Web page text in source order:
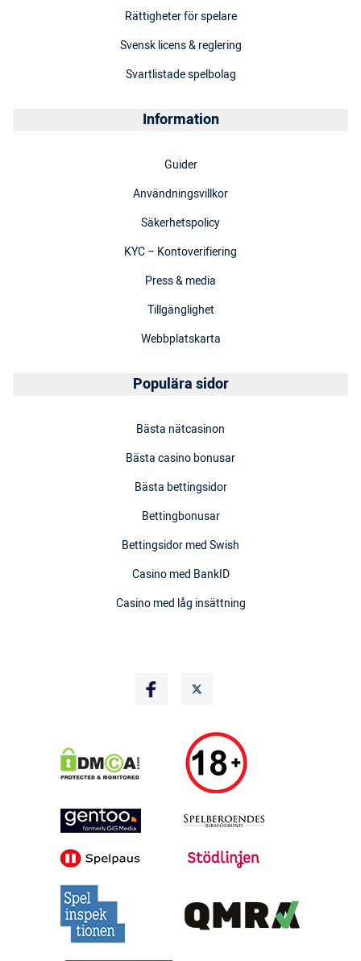
Rättigheter för spelare
Svensk licens & reglering
Svartlistade spelbolag
Information
Guider
Användningsvillkor
Säkerhetspolicy
KYC – Kontoverifiering
Press & media
Tillgänglighet
Webbplatskarta
Populära sidor
Bästa nätcasinon
Bästa casino bonusar
Bästa bettingsidor
Bettingbonusar
Bettingsidor med Swish
Casino med BankID
Casino med låg insättning